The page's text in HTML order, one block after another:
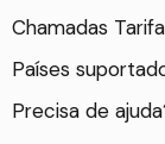
Chamadas
Países
Precisa de